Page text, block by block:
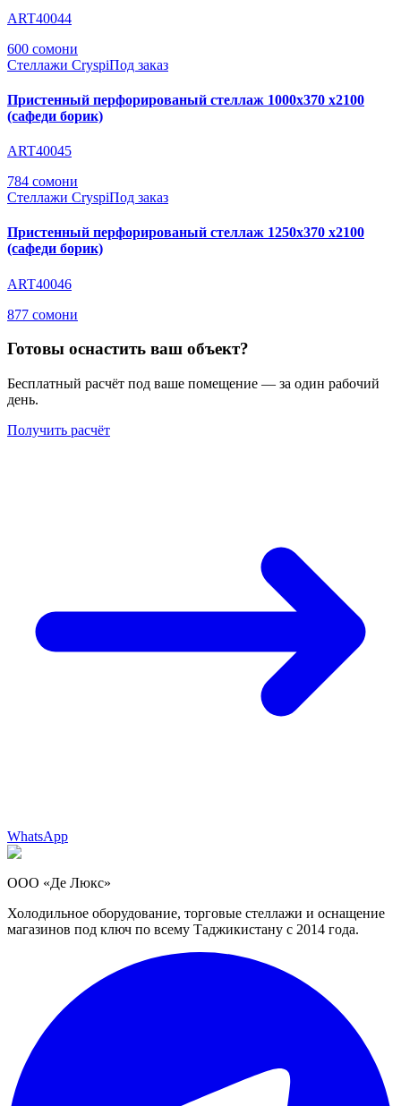
ART40044
600 сомони
Стеллажи CryspiПод заказ
Пристенный перфорированый стеллаж 1000х370 х2100
(сафеди борик)
ART40045
784 сомони
Стеллажи CryspiПод заказ
Пристенный перфорированый стеллаж 1250х370 х2100
(сафеди борик)
ART40046
877 сомони
Готовы оснастить ваш объект?
Бесплатный расчёт под ваше помещение — за один рабочий
день.
Получить расчёт
WhatsApp
ООО «Де Люкс»
Холодильное оборудование, торговые стеллажи и оснащение
магазинов под ключ по всему Таджикистану с 2014 года.